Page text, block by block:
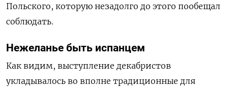
Польского, которую незадолго до этого пообещал
соблюдать.
Нежеланье быть испанцем
Как видим, выступление декабристов
укладывалось во вполне традиционные для